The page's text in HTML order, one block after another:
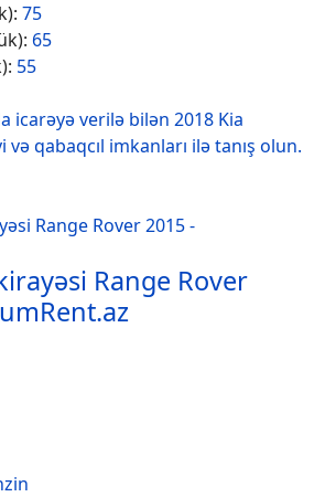
75
65
55
icarəyə verilə bilən 2018 Kia
qabaqcıl imkanları ilə tanış olun.
Range Rover